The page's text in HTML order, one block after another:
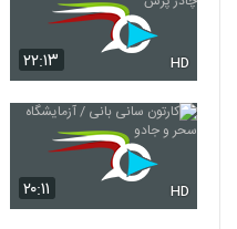
۲۲:۱۳ HD
۲۰:۱۱ HD